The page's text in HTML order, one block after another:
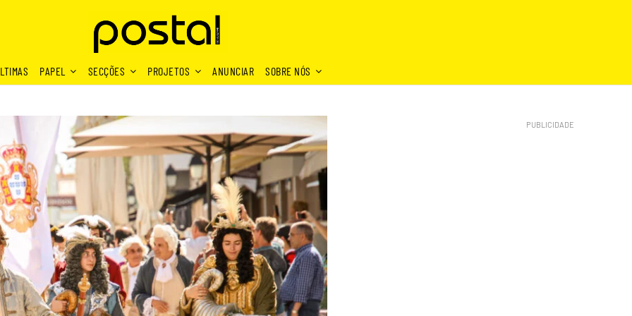
PAPEL SECÇÕES PROJETOS ANUNCIAR SOBRE NÓS